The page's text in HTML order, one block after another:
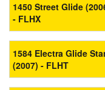
1450 Street Glide
- FLHX
1584 Electra Glide
(2007) - FLHT